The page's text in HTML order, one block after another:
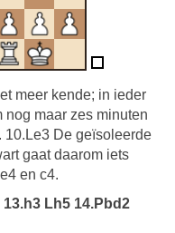
meer kende; in ieder
maar zes minuten
10.Le3 De geïsoleerde
gaat daarom iets
en c4.
Lh5 14.Pbd2